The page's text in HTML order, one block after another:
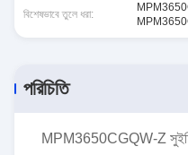
বিশেষভাবে তুলে ধরা:
পরিচিতি
MPM3650CGQW-Z